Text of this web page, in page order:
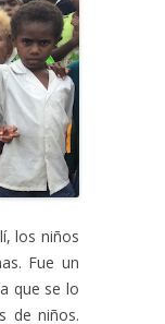
los niños
Fue un
que se lo
de niños.